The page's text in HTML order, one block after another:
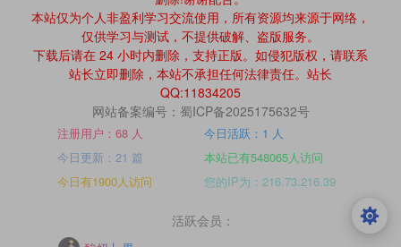
本站仅为个人非盈利学习交流使用，所有资源均来源于网络，
仅供学习与测试，不提供破解、盗版服务。
下载后请在 24 小时内删除，支持正版。如侵犯版权，请联系
站长立即删除，本站不承担任何法律责任。站长
QQ:11834205
网站备案编号：蜀ICP备2025175632号
注册用户：68 人
今日活跃：1 人
今日更新：21 篇
本站已有548065人访问
今日有1900人访问
您的IP为：216.73.216.39
活跃会员：